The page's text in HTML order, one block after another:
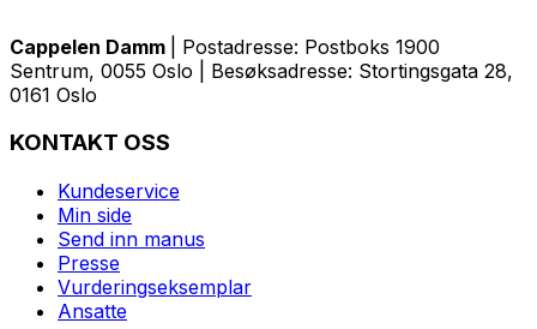
Cappelen Damm
| Postadresse: Postboks 1900
Sentrum, 0055 Oslo | Besøksadresse: Stortingsgata 28,
0161 Oslo
KONTAKT OSS
Kundeservice
Min side
Send inn manus
Presse
Vurderingseksemplar
Ansatte